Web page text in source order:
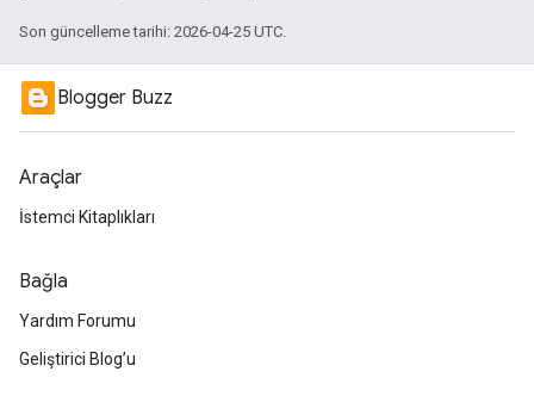
Son güncelleme tarihi: 2026-04-25 UTC.
Blogger Buzz
Araçlar
İstemci Kitaplıkları
Bağla
Yardım Forumu
Geliştirici Blog’u